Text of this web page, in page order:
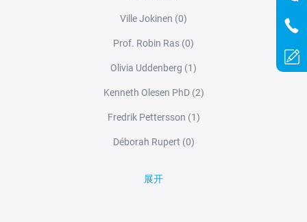
Ville Jokinen (0)
Prof. Robin Ras (0)
Olivia Uddenberg (1)
Kenneth Olesen PhD (2)
Fredrik Pettersson (1)
Déborah Rupert (0)
展开